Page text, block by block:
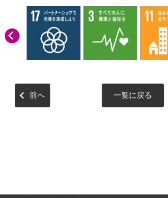
前へ 一覧に戻る